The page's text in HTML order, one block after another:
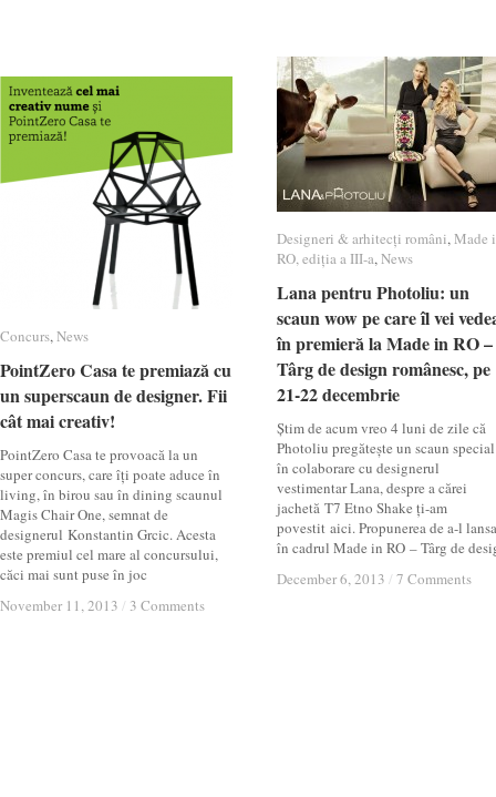
Designeri & arhitecți români,Made
RO, ediția a III-a,News
Lana pentru Photoliu: un
scaun wow pe care îl vei
în premieră la Made in RO –
Târg de design românesc, pe
21-22 decembrie
Știm de acum vreo 4 luni de zile că
Photoliu pregătește un scaun special
în colaborare cu designerul
vestimentar Lana, despre a cărei
jachetă T7 Etno Shake ți-am
povestit aici. Propunerea de a-l lansa
în cadrul Made in RO – Târg de
December 6, 2013 / 7 Comments
Designeri & arhitecți români Made
RO, ediția a III-a News
Lana pentru Photoliu: un
scaun wow pe care îl vei
în premieră la Made in RO –
Târg de design românesc, pe
21-22 decembrie
December 6, 2013 / 7 Comments
Concurs,News
PointZero Casa te premiază cu
un superscaun de designer. Fii
cât mai creativ!
PointZero Casa te provoacă la un
super concurs, care îți poate aduce în
living, în birou sau în dining scaunul
Magis Chair One, semnat de
designerul Konstantin Grcic. Acesta
este premiul cel mare al concursului,
căci mai sunt puse în joc
November 11, 2013 / 3 Comments
Concurs News
PointZero Casa te premiază cu
un superscaun de designer. Fii
cât mai creativ!
November 11, 2013 / 3 Comments